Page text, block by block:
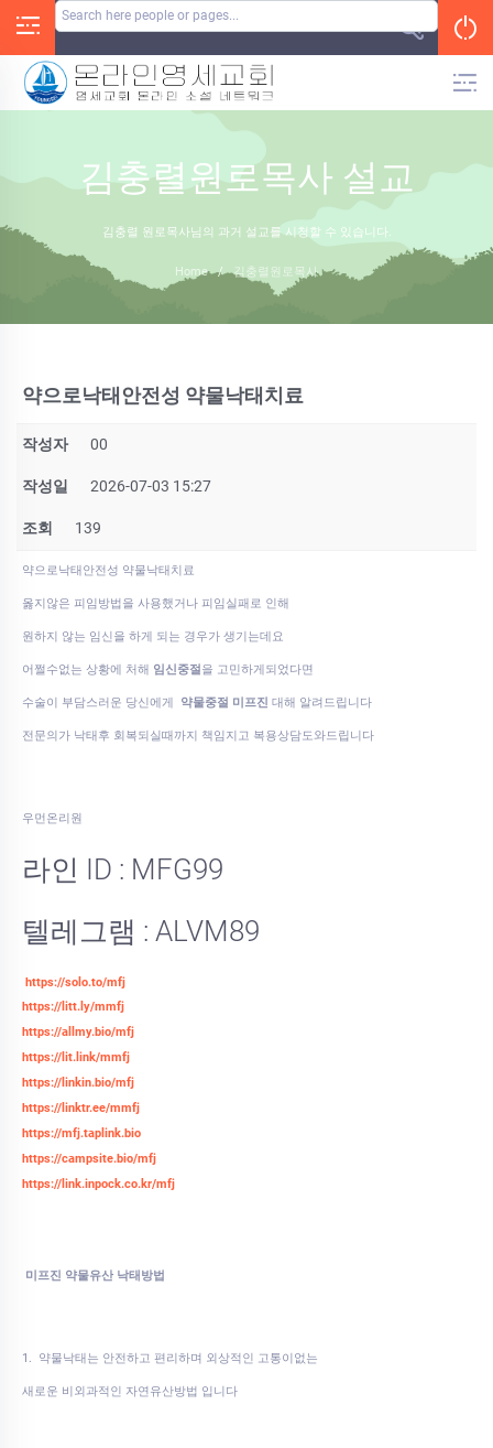
김충렬원로목사 설교
김충렬 원로목사님의 과거 설교를 시청할 수 있습니다.
Home / 김충렬원로목사
약으로낙태안전성 약물낙­태치료
작성자 00
작성일 2026-07-03 15:27
조회 139
약으로낙태안전성 약물낙­태치료
옳지않은 피임방법을 사용했거나 피임실패로 인해
원하지 않는 임신을 하게 되는 경우가 생기는데요
어쩔수없는 상황에 처해 임신중절을 고민하게되었다면
수술이 부담스러운 당신에게 약물중절 미프진 대해 알려드립니다
전문의가 낙태후 회복되실때까지 책임지고 복용상담도와드립니다
우먼온리원
라인 ID : MFG99
텔레그램 : ALVM89
https://solo.to/mfj
https://litt.ly/mmfj
https://allmy.bio/mfj
https://lit.link/mmfj
https://linkin.bio/mfj
https://linktr.ee/mmfj
https://mfj.taplink.bio
https://campsite.bio/mfj
https://link.inpock.co.kr/mfj
미프진 약물유산 낙태방법
1. 약물낙태는 안전하고 편리하며 외상적인 고통이없는
새로운 비외과적인 자연유산방법 입니다